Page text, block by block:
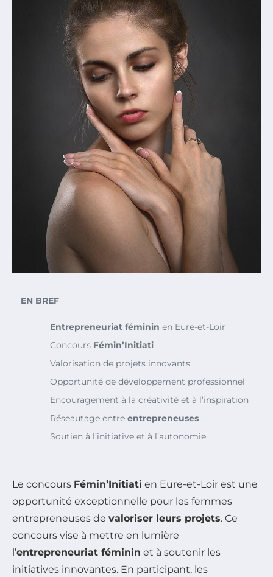
EN BREF
Entrepreneuriat féminin en Eure-et-Loir
Concours Fémin’Initiati
Valorisation de projets innovants
Opportunité de développement professionnel
Encouragement à la créativité et à l’inspiration
Réseautage entre entrepreneuses
Soutien à l’initiative et à l’autonomie
Le concours Fémin’Initiati en Eure-et-Loir est une
opportunité exceptionnelle pour les femmes
entrepreneuses de valoriser leurs projets. Ce
concours vise à mettre en lumière
l’entrepreneuriat féminin et à soutenir les
initiatives innovantes. En participant, les